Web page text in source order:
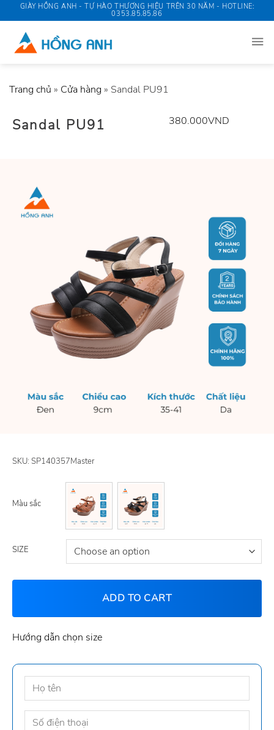
to
content
GIÀY HỒNG ANH - TỰ HÀO THƯƠNG HIỆU TRÊN 30 NĂM - HOTLINE:
0353.85.85.86
Trang chủ » Cửa hàng » Sandal PU91
Sandal PU91 380.000VND
SKU: SP140357Master
Màu sắc
SIZE
ADD TO CART
Hướng dẫn chọn size